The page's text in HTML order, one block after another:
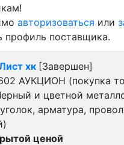
авторизоваться или
профиль поставщика.
хк [Завершен]
АУКЦИОН (покупка
и цветной
арматура,
ценой